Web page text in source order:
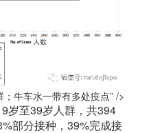
牛车水一带有多处疫点” />
岁至39岁人群，共394
部分接种，39%完成接